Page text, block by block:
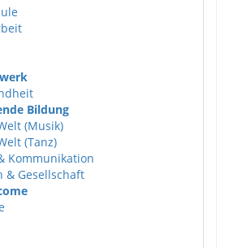
Bildung
(Musik)
(Tanz)
Kommunikation
& Gesellschaft